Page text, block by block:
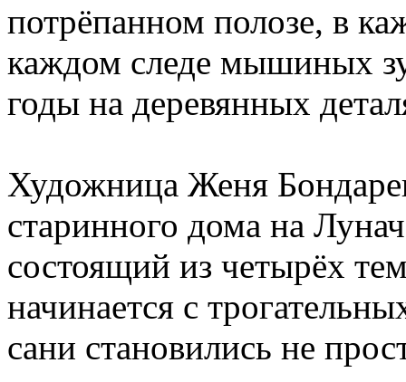
потрёпанном полозе, в
каждом следе мышиных
годы на деревянных
Художница Женя
старинного дома на
состоящий из четырёх
начинается с
сани становились не